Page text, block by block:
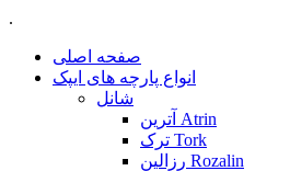
.
صفحه اصلی
انواع پارچه های ایپک
شانل
آترین Atrin
ترک Tork
رزالین Rozalin